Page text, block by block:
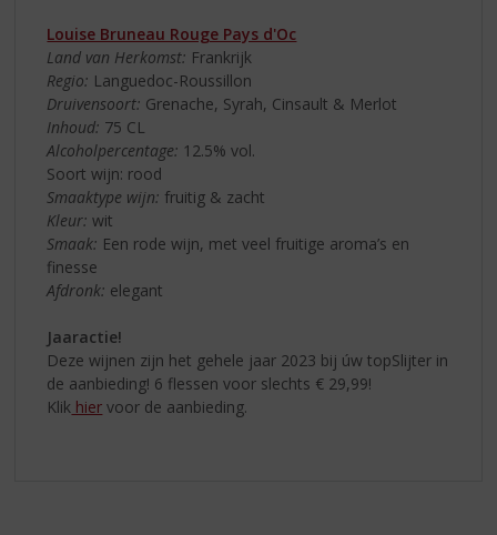
Louise Bruneau Rouge Pays d'Oc
Land van Herkomst: Frankrijk
Regio: Languedoc-Roussillon
Druivensoort: Grenache, Syrah, Cinsault & Merlot
Inhoud: 75 CL
Alcoholpercentage: 12.5% vol.
Soort wijn: rood
Smaaktype wijn: fruitig & zacht
Kleur: wit
Smaak: Een rode wijn, met veel fruitige aroma’s en
finesse
Afdronk: elegant
Jaaractie!
Deze wijnen zijn het gehele jaar 2023 bij úw topSlijter in
de aanbieding! 6 flessen voor slechts € 29,99!
Klik hier voor de aanbieding.